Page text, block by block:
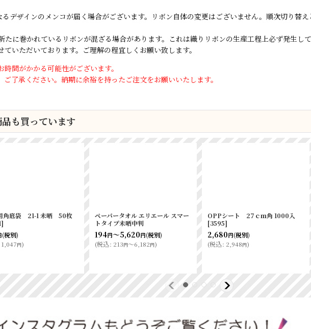
デザインのメンコが届く場合がございます。リボン自体の変更はございません。順次切り替え
に巻かれているリボンが混ざる場合があります。これは織りリボンの生産工程上必ず発生
いただいております。ご理解の程宜しくお願い致します。
間がかかる可能性がございます。
了承ください。納期に余裕を持ったご注文をお願いいたします。
も買っています
角底袋 21-1 未晒 50枚
]
(税別)
1,047円)
ペーパータオル エリエール スマー
トタイプ未晒中判
194円～5,620円(税別)
(税込: 213円～6,182円)
OPPシート 27ｃｍ角 1000入
[3595]
2,680円(税別)
(税込: 2,948円)